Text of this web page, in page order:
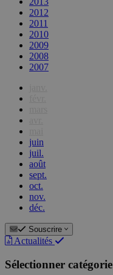
2012
2011
2010
2009
2008
2007
juin
juil.
août
sept.
oct.
nov.
déc.
Souscrire
Actualités
Sélectionner catégorie